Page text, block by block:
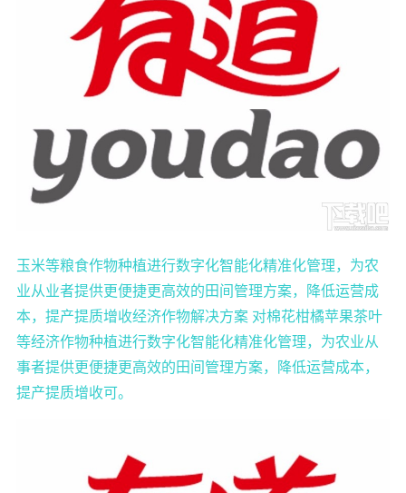
玉米等粮食作物种植进行数字化智能化精准化管理，为农
业从业者提供更便捷更高效的田间管理方案，降低运营成
本，提产提质增收经济作物解决方案 对棉花柑橘苹果茶叶
等经济作物种植进行数字化智能化精准化管理，为农业从
事者提供更便捷更高效的田间管理方案，降低运营成本，
提产提质增收可。